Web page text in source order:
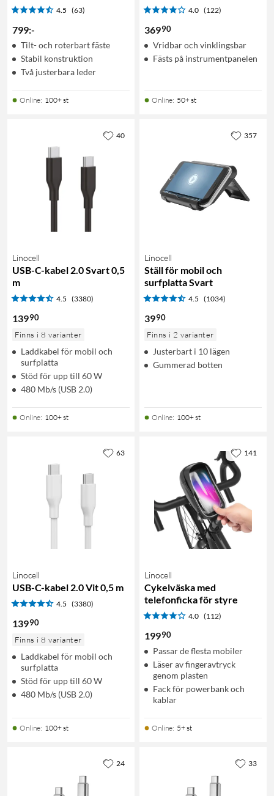
4.5 (63)
799:-
Tilt- och roterbart fäste
Stabil konstruktion
Två justerbara leder
Online: 100+ st
4.0 (122)
36990
Vridbar och vinklingsbar
Fästs på instrumentpanelen
Online: 50+ st
Linocell
USB-C-kabel 2.0 Svart 0,5
m
4.5 (3380)
13990
Finns i 8 varianter
Laddkabel för mobil och
surfplatta
Stöd för upp till 60 W
480 Mb/s (USB 2.0)
Online: 100+ st
40
Linocell
Ställ för mobil och
surfplatta Svart
4.5 (1034)
3990
Finns i 2 varianter
Justerbart i 10 lägen
Gummerad botten
Online: 100+ st
357
Linocell
USB-C-kabel 2.0 Vit 0,5 m
4.5 (3380)
13990
Finns i 8 varianter
Laddkabel för mobil och
surfplatta
Stöd för upp till 60 W
480 Mb/s (USB 2.0)
Online: 100+ st
63
Linocell
Cykelväska med
telefonficka för styre
4.0 (112)
19990
Passar de flesta mobiler
Läser av fingeravtryck
genom plasten
Fack för powerbank och
kablar
Online: 5+ st
141
24 33